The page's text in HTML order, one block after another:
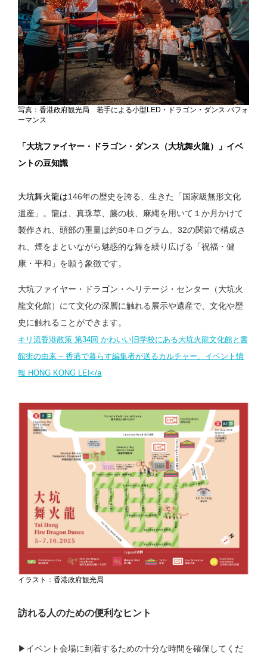
写真：香港政府観光局 若手による小型LED・ドラゴン・ダンス パフォ
ーマンス
「大坑ファイヤー・ドラゴン・ダンス（大坑舞火龍）」イベ
ントの豆知識
大坑舞火龍は146年の歴史を誇る、生きた「国家級無形文化
遺産」。龍は、真珠草、籐の枝、麻縄を用いて１か月かけて
製作され、頭部の重量は約50キログラム。32の関節で構成さ
れ、煙をまといながら魅惑的な舞を繰り広げる「祝福・健
康・平和」を願う象徴です。
大坑ファイヤー・ドラゴン・ヘリテージ・センター（大坑火
龍文化館）にて文化の深層に触れる展示や遺産で、文化や歴
史に触れることができます。
キリ流香港散策 第34回 かわいい旧学校にある大坑火龍文化館と書
館街の由来 – 香港で暮らす編集者が送るカルチャー、イベント情
報 HONG KONG LEI</a
イラスト：香港政府観光局
訪れる人のための便利なヒント
▶︎イベント会場に到着するための十分な時間を確保してくだ